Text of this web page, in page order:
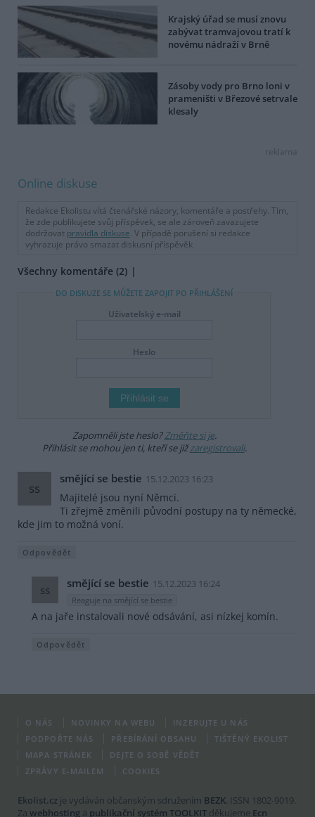
Krajský úřad se musí znovu
zabývat tramvajovou tratí k
novému nádraží v Brně
Zásoby vody pro Brno loni v
prameništi v Březové setrvale
klesaly
reklama
Online diskuse
Redakce Ekolistu vítá čtenářské názory, komentáře a postřehy. Tím,
že zde publikujete svůj příspěvek, se ale zároveň zavazujete
dodržovat pravidla diskuse. V případě porušení si redakce
vyhrazuje právo smazat diskusní příspěvěk
Všechny komentáře (2)
DO DISKUZE SE MŮŽETE ZAPOJIT PO PŘIHLÁŠENÍ
Uživatelský e-mail
Heslo
Zapomněli jste heslo?Změňte si je.
Přihlásit se mohou jen ti, kteří se jižzaregistrovali.
ss
smějící se bestie 15.12.2023 16:23
Majitelé jsou nyní Němci.
Ti zřejmě změnili původní postupy na ty německé,
kde jim to možná voní.
Odpovědět
ss smějící se bestie 15.12.2023 16:24
Reaguje na smějící se bestie
A na jaře instalovali nové odsávání, asi nízkej komín.
Odpovědět
O NÁS NOVINKY NA WEBU
INZERUJTE U NÁS
PODPOŘTE NÁS
PŘEBÍRÁNÍ OBSAHU
TIŠTĚNÝ EKOLIST
MAPA STRÁNEK
DEJTE O SOBĚ VĚDĚT
ZPRÁVY E-MAILEM
COOKIES
Ekolist.cz je vydáván občanským sdružením BEZK . ISSN 1802-9019.
Za webhosting a publikační systém TOOLKIT děkujeme Ecn